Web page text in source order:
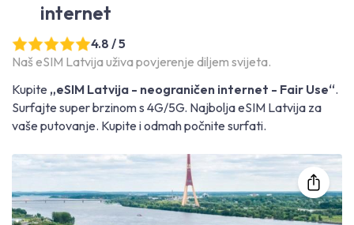
internet
4.8 / 5
Naš eSIM Latvija uživa povjerenje diljem svijeta.
Kupite „eSIM Latvija - neograničen internet - Fair Use“.
Surfajte super brzinom s 4G/5G. Najbolja eSIM Latvija za
vaše putovanje. Kupite i odmah počnite surfati.